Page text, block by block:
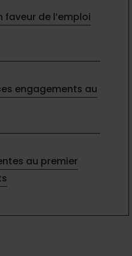
de l’emploi
engagements au
au premier